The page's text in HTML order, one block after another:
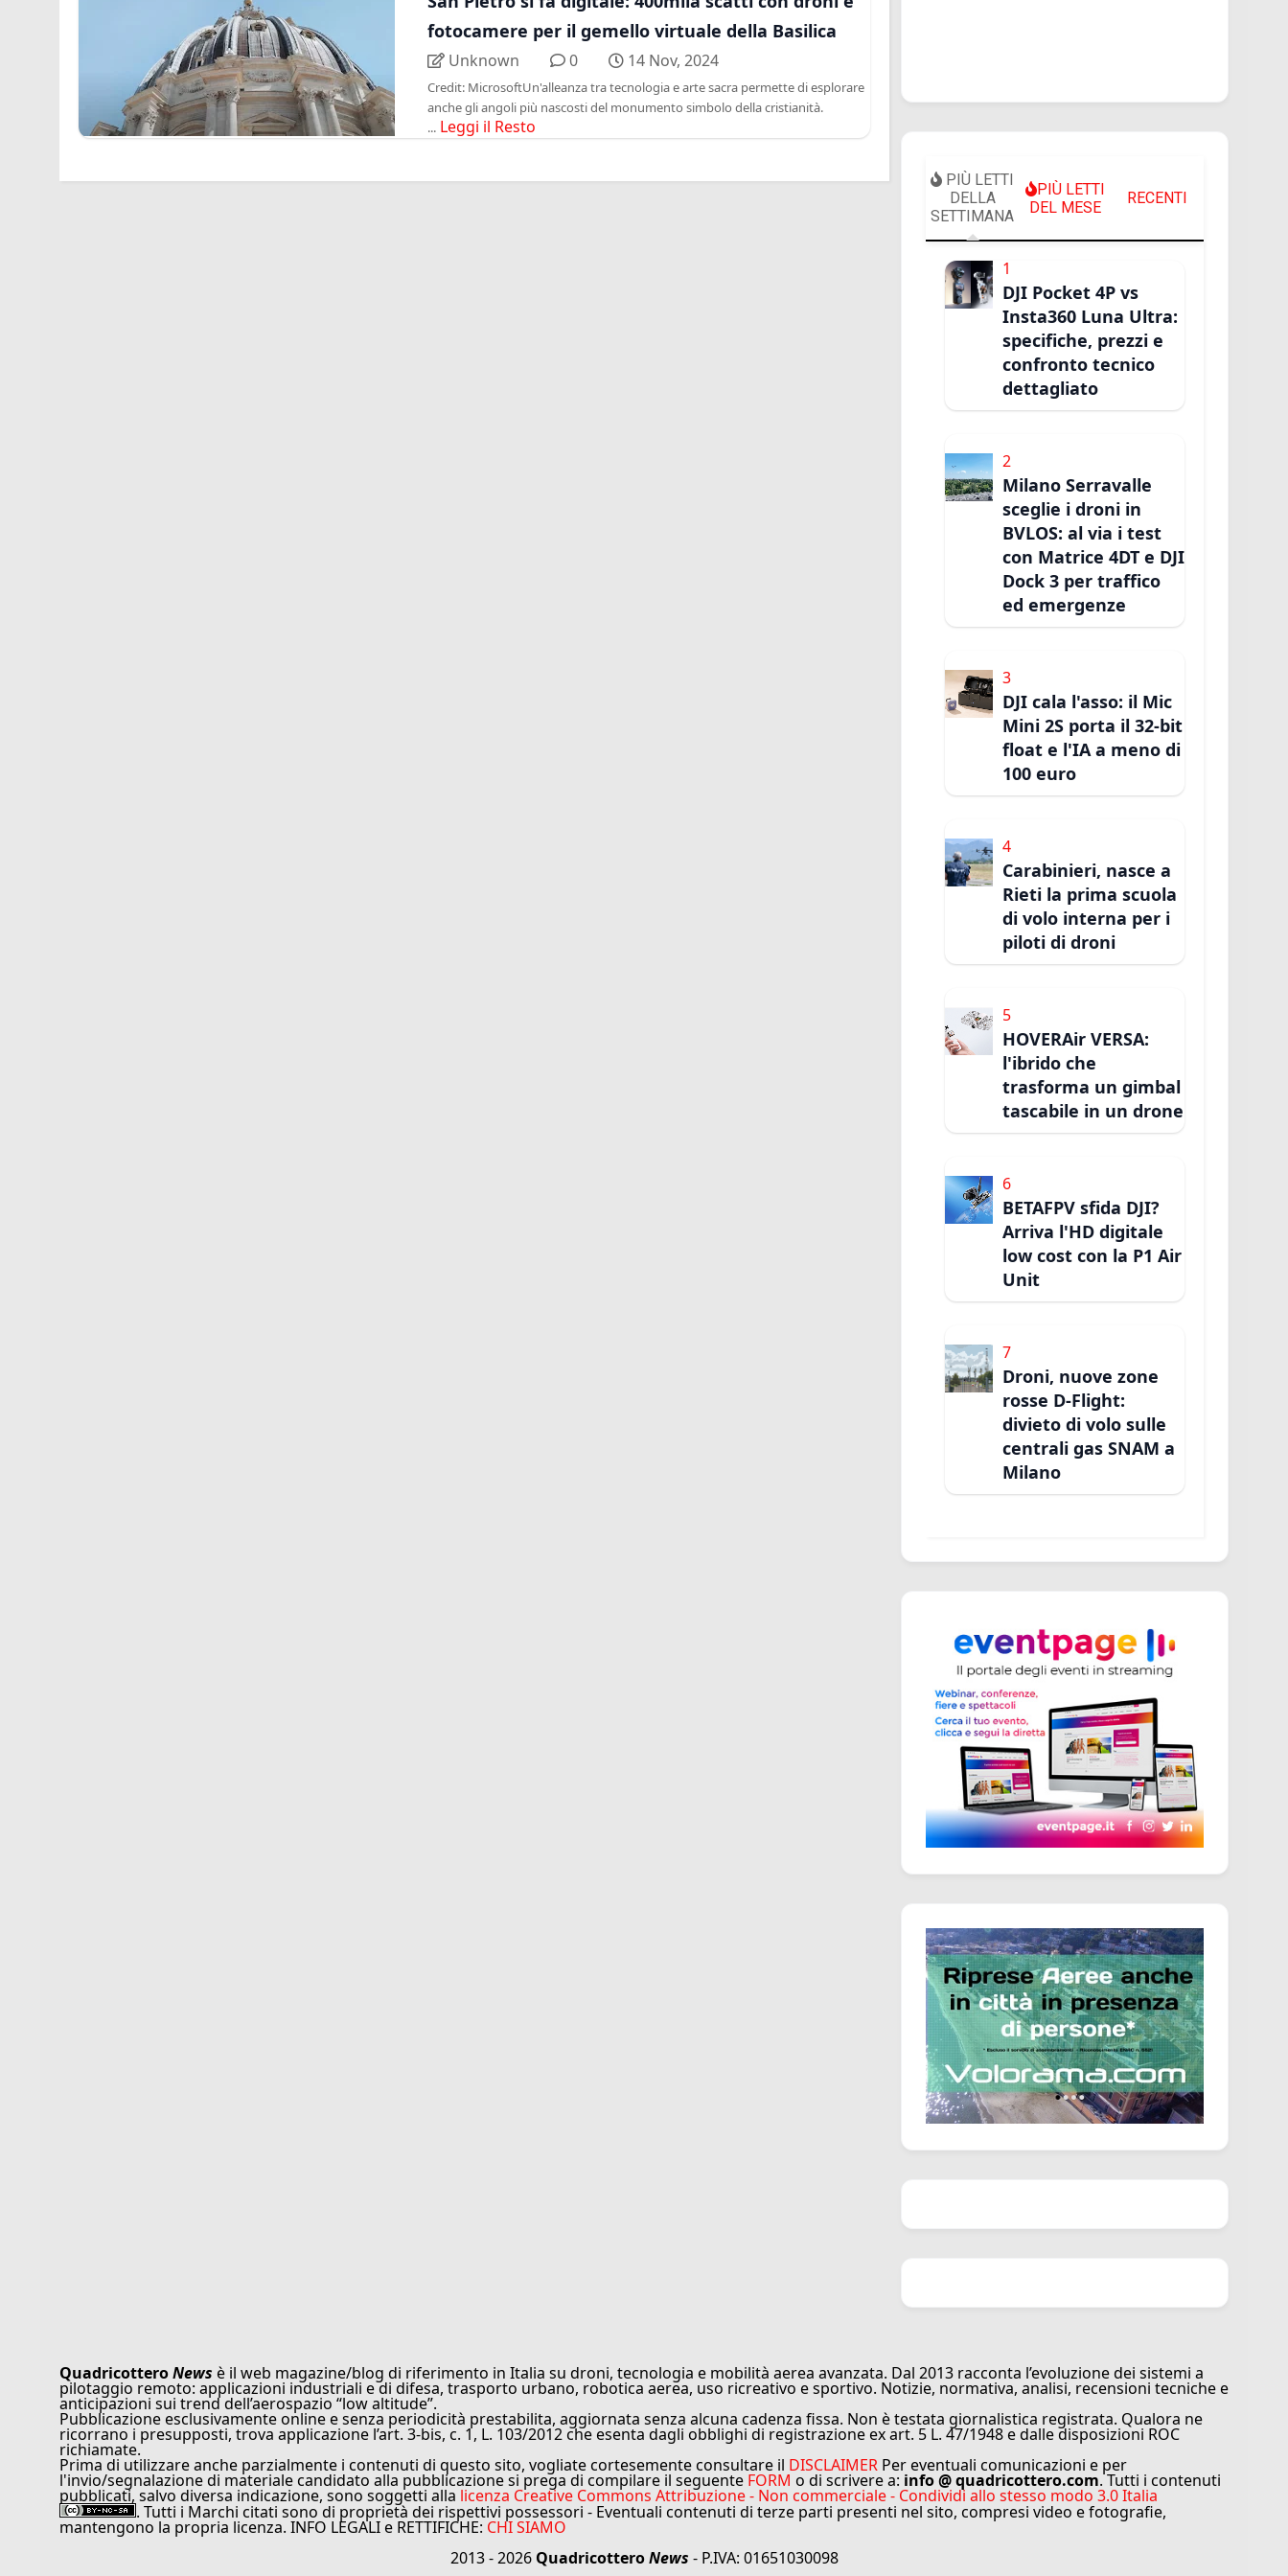
fotocamere per il gemello virtuale della Basilica
Unknown 0 14 Nov, 2024
Credit: MicrosoftUn'alleanza tra tecnologia e arte sacra permette di esplorare
anche gli angoli più nascosti del monumento simbolo della cristianità.
... Leggi il Resto
PIÙ LETTI
DELLA
SETTIMANA
PIÙ LETTI
DEL MESE
RECENTI
1
DJI Pocket 4P vs
Insta360 Luna Ultra:
specifiche, prezzi e
confronto tecnico
dettagliato
2
Milano Serravalle
sceglie i droni in
BVLOS: al via i test
con Matrice 4DT e DJI
Dock 3 per traffico
ed emergenze
3
DJI cala l'asso: il Mic
Mini 2S porta il 32-bit
float e l'IA a meno di
100 euro
4
Carabinieri, nasce a
Rieti la prima scuola
di volo interna per i
piloti di droni
5
HOVERAir VERSA:
l'ibrido che
trasforma un gimbal
tascabile in un drone
6
BETAFPV sfida DJI?
Arriva l'HD digitale
low cost con la P1 Air
Unit
7
Droni, nuove zone
rosse D-Flight:
divieto di volo sulle
centrali gas SNAM a
Milano
QuadricotteroNews è il web magazine/blog di riferimento in Italia su droni, tecnologia e mobilità aerea avanzata. Dal 2013 racconta l’evoluzione dei sistemi a
pilotaggio remoto: applicazioni industriali e di difesa, trasporto urbano, robotica aerea, uso ricreativo e sportivo. Notizie, normativa, analisi, recensioni tecniche e
anticipazioni sui trend dell’aerospazio “low altitude”.
Pubblicazione esclusivamente online e senza periodicità prestabilita, aggiornata senza alcuna cadenza fissa. Non è testata giornalistica registrata. Qualora ne
ricorrano i presupposti, trova applicazione l’art. 3-bis, c. 1, L. 103/2012 che esenta dagli obblighi di registrazione ex art. 5 L. 47/1948 e dalle disposizioni ROC
richiamate.
Prima di utilizzare anche parzialmente i contenuti di questo sito, vogliate cortesemente consultare il DISCLAIMER Per eventuali comunicazioni e per
l'invio/segnalazione di materiale candidato alla pubblicazione si prega di compilare il seguente FORM o di scrivere a: info @ quadricottero.com. Tutti i contenuti
pubblicati, salvo diversa indicazione, sono soggetti alla licenza Creative Commons Attribuzione - Non commerciale - Condividi allo stesso modo 3.0 Italia
. Tutti i Marchi citati sono di proprietà dei rispettivi possessori - Eventuali contenuti di terze parti presenti nel sito, compresi video e fotografie,
mantengono la propria licenza. INFO LEGALI e RETTIFICHE: CHI SIAMO
2013 - 2026 QuadricotteroNews - P.IVA: 01651030098